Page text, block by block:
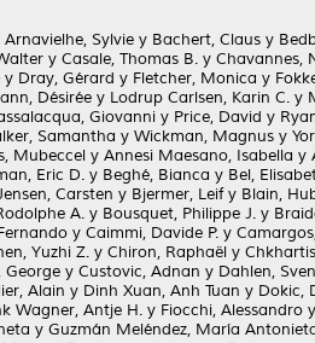
Arnavielhe, Sylvie y Bachert, Claus y
y Casale, Thomas B. y Chavannes,
y Dray, Gérard y Fletcher, Monica y
Désirée y Lodrup Carlsen, Karin C. y
Giovanni y Price, David y
Samantha y Wickman, Magnus y
Mubeccel y Annesi Maesano, Isabella y
Eric D. y Beghé, Bianca y Bel,
Carsten y Bjermer, Leify Blain,
A. y Bousquet, Philippe J. y
y Caimmi, Davide P. y
Yuzhi Z. y Chiron, Raphaël y
George y Custovic, Adnan y Dahlen,
Alain y Dinh Xuan, Anh Tuan y Dokic,
Wagner, Antje H. y Fiocchi, Alessandro y
y Guzmán Meléndez, María